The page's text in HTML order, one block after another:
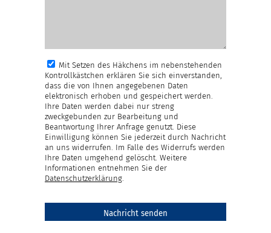
Mit Setzen des Häkchens im nebenstehenden
Kontrollkästchen erklären Sie sich einverstanden,
dass die von Ihnen angegebenen Daten
elektronisch erhoben und gespeichert werden.
Ihre Daten werden dabei nur streng
zweckgebunden zur Bearbeitung und
Beantwortung Ihrer Anfrage genutzt. Diese
Einwilligung können Sie jederzeit durch Nachricht
an uns widerrufen. Im Falle des Widerrufs werden
Ihre Daten umgehend gelöscht. Weitere
Informationen entnehmen Sie der
Datenschutzerklärung